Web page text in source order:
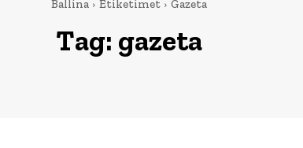
Ballina Etiketimet Gazeta
Tag: gazeta